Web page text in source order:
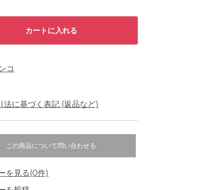
コ
法に基づく表記 (返品など)
この商品について問い合わせる
を見る(0件)